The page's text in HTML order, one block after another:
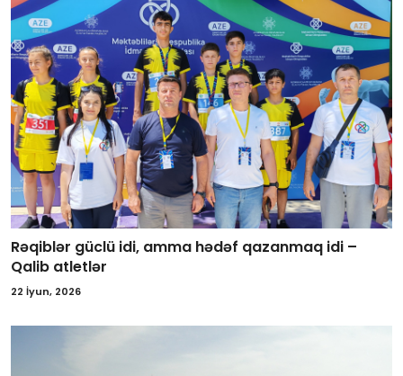
Rəqiblər güclü idi, amma hədəf qazanmaq idi –
Qalib atletlər
22 İyun, 2026